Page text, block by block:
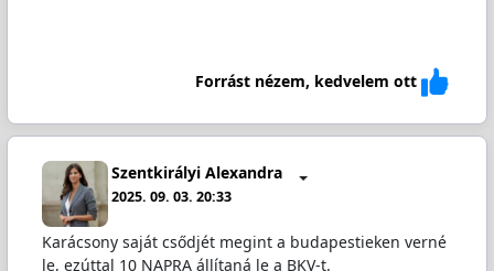
Forrást nézem, kedvelem ott
Szentkirályi Alexandra
2025. 09. 03. 20:33
Karácsony saját csődjét megint a budapestieken verné
le, ezúttal 10 NAPRA állítaná le a BKV-t.